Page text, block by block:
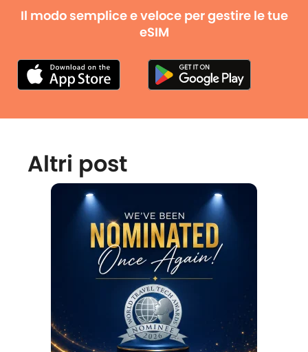
Il modo semplice e veloce per gestire le tue
eSIM
Altri post